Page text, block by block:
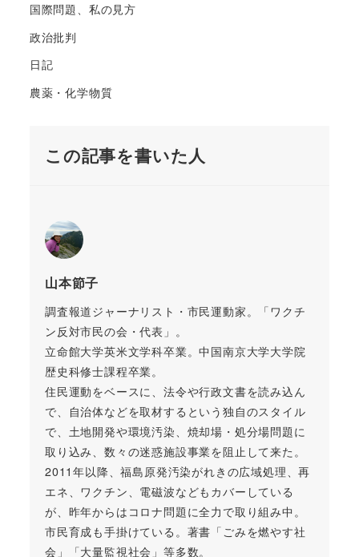
国際問題、私の見方
政治批判
日記
農薬・化学物質
この記事を書いた人
山本節子
調査報道ジャーナリスト・市民運動家。「ワクチ
ン反対市民の会・代表」。
立命館大学英米文学科卒業。中国南京大学大学院
歴史科修士課程卒業。
住民運動をベースに、法令や行政文書を読み込ん
で、自治体などを取材するという独自のスタイル
で、土地開発や環境汚染、焼却場・処分場問題に
取り込み、数々の迷惑施設事業を阻止して来た。
2011年以降、福島原発汚染がれきの広域処理、再
エネ、ワクチン、電磁波などもカバーしている
が、昨年からはコロナ問題に全力で取り組み中。
市民育成も手掛けている。著書「ごみを燃やす社
会」「大量監視社会」等多数。